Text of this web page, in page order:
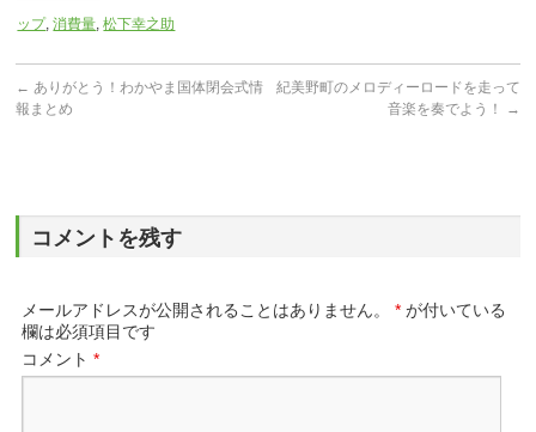
ップ,消費量,松下幸之助
← ありがとう！わかやま国体閉会式情
報まとめ
紀美野町のメロディーロードを走って
音楽を奏でよう！
→
コメントを残す
メールアドレスが公開されることはありません。 * が付いている
欄は必須項目です
コメント*